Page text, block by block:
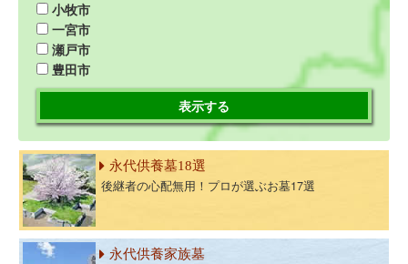
小牧市
一宮市
瀬戸市
豊田市
表示する
永代供養墓18選
後継者の心配無用！プロが選ぶお墓17選
永代供養家族墓